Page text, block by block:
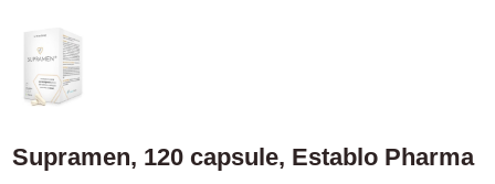
Supramen, 120 capsule, Establo Pharma